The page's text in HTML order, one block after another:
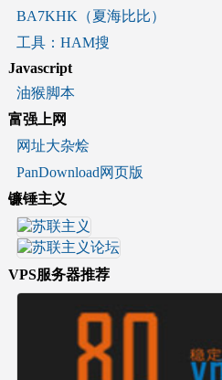
BA7KHK（夏海比比）
工具：HAM搜
Javascript
油猴脚本
富强上网
网址大杂烩
PanDownload网页版
镰锤主义
VPS服务器推荐